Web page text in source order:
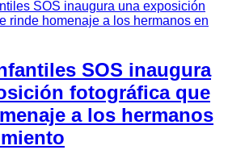
SOS inaugura
fotográfica que
a los hermanos